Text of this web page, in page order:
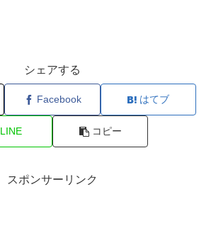
シェアする
Facebook はてブ
LINE コピー
スポンサーリンク